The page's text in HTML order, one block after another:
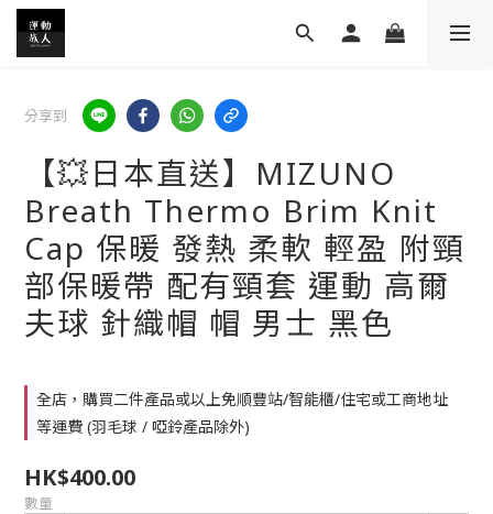
分享到
【💥日本直送】MIZUNO
Breath Thermo Brim Knit
Cap 保暖 發熱 柔軟 輕盈 附頸
部保暖帶 配有頸套 運動 高爾
夫球 針織帽 帽 男士 黑色
全店，購買二件產品或以上免順豐站/智能櫃/住宅或工商地址
等運費 (羽毛球 / 啞鈴產品除外)
HK$400.00
數量